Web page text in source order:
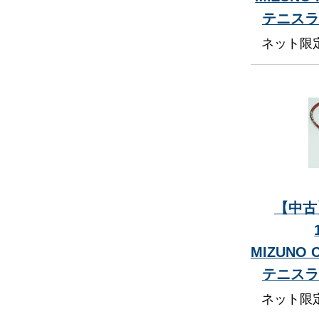
テニス
ネット限
【中
MIZUNO
テニス
ネット限